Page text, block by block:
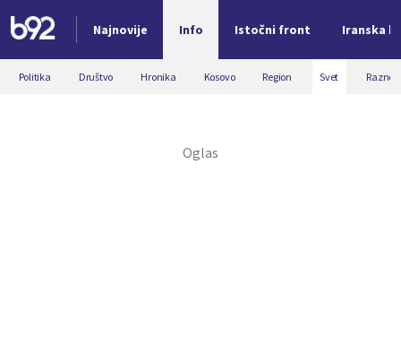
Najnovije Info Istočni front Iranska
Nova vest
Politika Društvo Hronika Kosovo Region Svet Razno